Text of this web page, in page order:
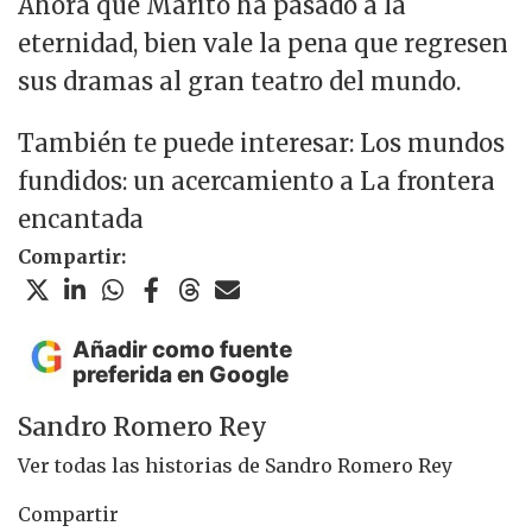
eternidad, bien vale la pena que regresen
sus dramas al gran teatro del mundo.
También te puede interesar: Los mundos
fundidos: un acercamiento a La frontera
encantada
Compartir:
Añadir como fuente
preferida en Google
Sandro Romero Rey
Ver todas las historias de Sandro Romero Rey
Compartir